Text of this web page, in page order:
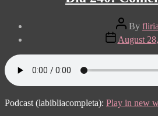
Post
author
By
Post
date
August
Podcast (labibliacompleta): Play in new